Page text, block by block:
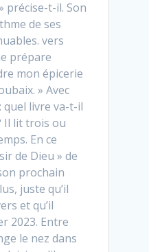
précise-t-il. Son
de ses
vers
prépare
mon épicerie
» Avec
livre va-t-il
Il lit trois ou
En ce
de Dieu » de
prochain
juste qu’il
et qu’il
2023. Entre
le nez dans